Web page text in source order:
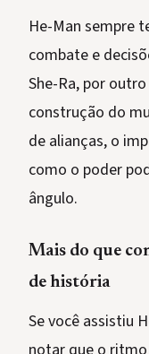
He-Man sempre
combate e
She-Ra, por
construção do
de alianças, o
como o poder
ângulo.
Mais do que
de história
Se você assistiu